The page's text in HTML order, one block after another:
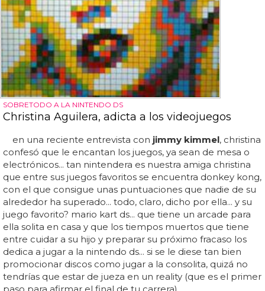
SOBRETODO A LA NINTENDO DS
Christina Aguilera, adicta a los videojuegos
en una reciente entrevista con jimmy kimmel, christina
confesó que le encantan los juegos, ya sean de mesa o
electrónicos... tan nintendera es nuestra amiga christina
que entre sus juegos favoritos se encuentra donkey kong,
con el que consigue unas puntuaciones que nadie de su
alrededor ha superado... todo, claro, dicho por ella... y su
juego favorito? mario kart ds... que tiene un arcade para
ella solita en casa y que los tiempos muertos que tiene
entre cuidar a su hijo y preparar su próximo fracaso los
dedica a jugar a la nintendo ds... si se le diese tan bien
promocionar discos como jugar a la consolita, quizá no
tendrías que estar de jueza en un reality (que es el primer